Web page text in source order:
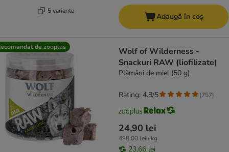
5 variante
Adaugă în coș
de zooplus
Wolf of Wilderness -
Snackuri RAW (liofilizate)
Plămâni de miel (50 g)
24,90 lei
498,00 lei / kg
23,66 lei
Rating: 4.8/5 (757)